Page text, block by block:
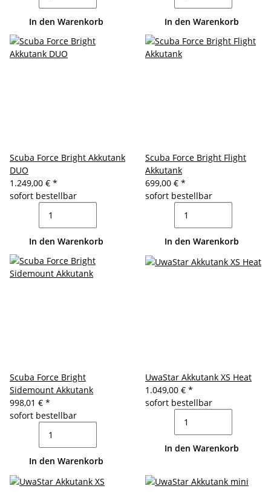
In den Warenkorb In den Warenkorb
Scuba Force Bright Akkutank
DUO
1.249,00 € *
sofort bestellbar
In den Warenkorb
Scuba Force Bright Flight
Akkutank
699,00 € *
sofort bestellbar
In den Warenkorb
Scuba Force Bright
Sidemount Akkutank
998,01 € *
sofort bestellbar
In den Warenkorb
UwaStar Akkutank XS Heat
1.049,00 € *
sofort bestellbar
In den Warenkorb